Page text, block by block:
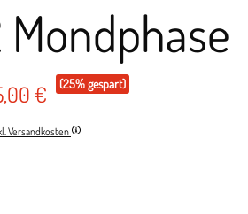
Mondphase
€ (25% gespart)
Versandkosten